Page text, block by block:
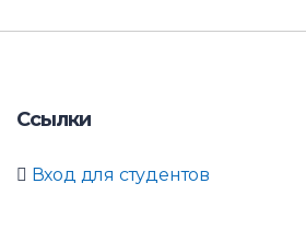
Ссылки
Вход для студентов